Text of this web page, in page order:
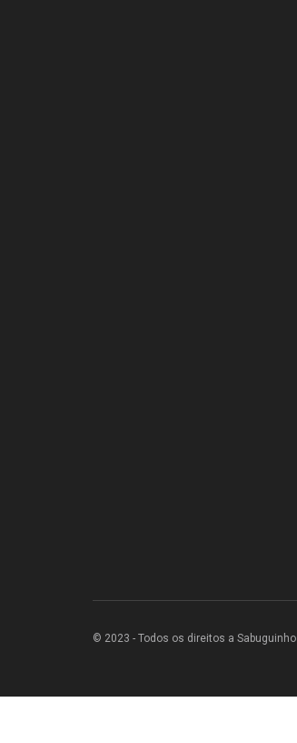
© 2023 - Todos os direitos a Sabuguinho